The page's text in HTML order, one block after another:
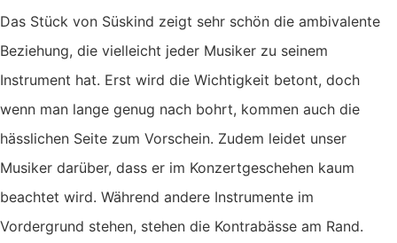
Das Stück von Süskind zeigt sehr schön die ambivalente
Beziehung, die vielleicht jeder Musiker zu seinem
Instrument hat. Erst wird die Wichtigkeit betont, doch
wenn man lange genug nach bohrt, kommen auch die
hässlichen Seite zum Vorschein. Zudem leidet unser
Musiker darüber, dass er im Konzertgeschehen kaum
beachtet wird. Während andere Instrumente im
Vordergrund stehen, stehen die Kontrabässe am Rand.